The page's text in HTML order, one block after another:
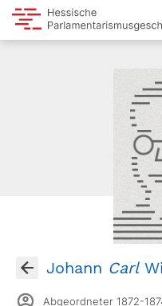
Johann Carl
Abgeordneter 1872-